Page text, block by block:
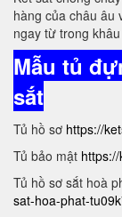
hàng của châu âu
ngay từ trong
Mẫu tủ
sắt
Tủ hồ sơ https://
Tủ bảo mật
Tủ hồ sơ sắt hoà
sat-hoa-phat-